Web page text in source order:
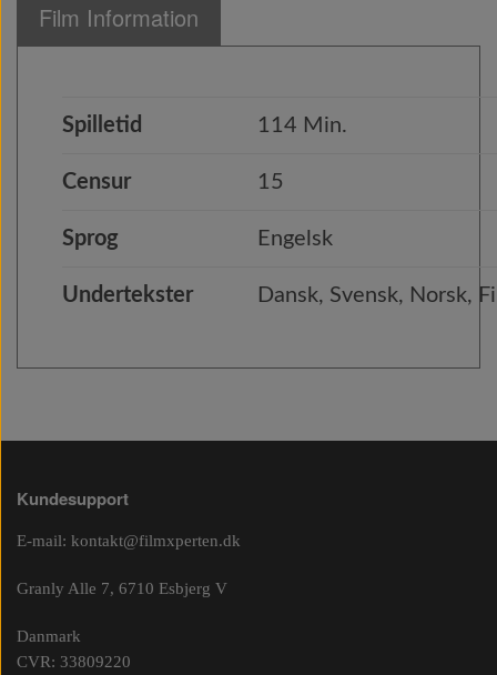
Film Information
Spilletid 114 Min.
Censur 15
Sprog Engelsk
Undertekster Dansk, Svensk, Norsk,
Kundesupport
E-mail: kontakt@filmxperten.dk
Granly Alle 7, 6710 Esbjerg V
Danmark
CVR: 33809220